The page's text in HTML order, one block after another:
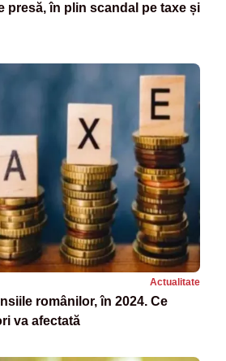
presă, în plin scandal pe taxe și
Actualitate
românilor, în 2024. Ce
va afectată